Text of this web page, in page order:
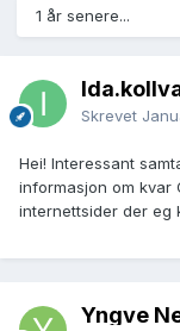
1 år senere...
Skrevet
Hei! Interessant
informasjon om kvar
internettsider der eg
Yngve